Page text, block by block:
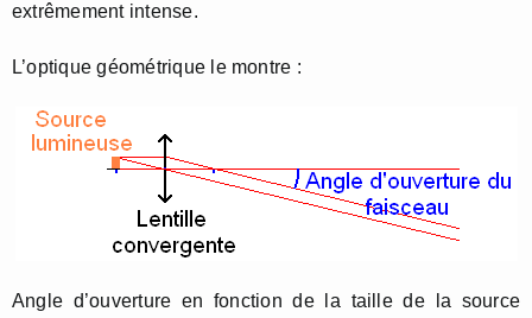
extrêmement intense.
L’optique géométrique le montre :
Angle d’ouverture en fonction de la taille de la source